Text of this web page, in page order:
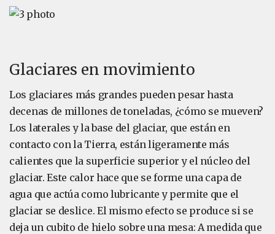
Glaciares en movimiento
Los glaciares más grandes pueden pesar hasta
decenas de millones de toneladas, ¿cómo se mueven?
Los laterales y la base del glaciar, que están en
contacto con la Tierra, están ligeramente más
calientes que la superficie superior y el núcleo del
glaciar. Este calor hace que se forme una capa de
agua que actúa como lubricante y permite que el
glaciar se deslice. El mismo efecto se produce si se
deja un cubito de hielo sobre una mesa: A medida que